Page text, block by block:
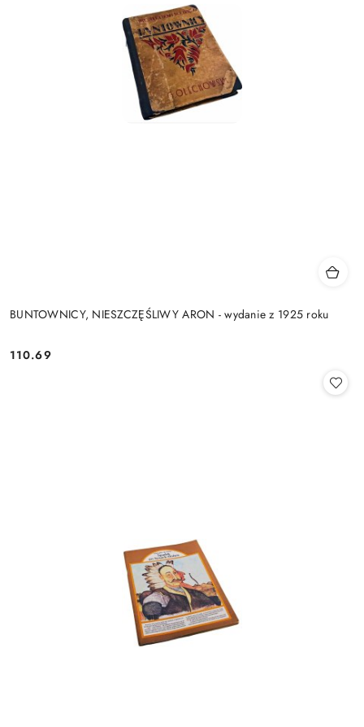
BUNTOWNICY, NIESZCZĘŚLIWY ARON - wydanie z 1925 roku
Cena:
110.69